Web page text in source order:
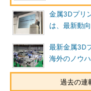
金属3Dプリ
は、最新動
最新金属3D
海外のノウ
過去の連